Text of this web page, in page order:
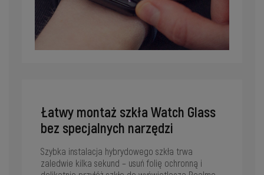
Łatwy montaż szkła Watch Glass
bez specjalnych narzędzi
Szybka instalacja hybrydowego szkła trwa
zaledwie kilka sekund – usuń folię ochronną i